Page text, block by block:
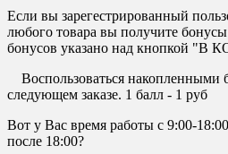
Если вы зарегестрированный
любого товара вы получите
бонусов указано над кнопкой "В
Воспользоваться
следующем заказе. 1 балл - 1 руб
Вот у Вас время работы с 9:00-
после 18:00?